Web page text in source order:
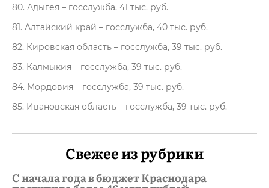
80. Адыгея – госслужба, 41 тыс. руб.
81. Алтайский край – госслужба, 40 тыс. руб.
82. Кировская область – госслужба, 39 тыс. руб.
83. Калмыкия – госслужба, 39 тыс. руб.
84. Мордовия – госслужба, 39 тыс. руб.
85. Ивановская область – госслужба, 39 тыс. руб.
Свежее из рубрики
С начала года в бюджет Краснодара